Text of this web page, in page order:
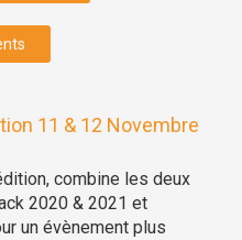
11 & 12 Novembre
combine les deux
2020 & 2021 et
un évènement plus